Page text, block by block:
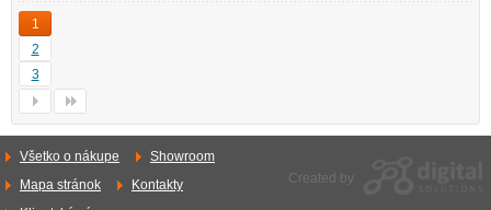
1
2
3
Všetko o nákupe
Showroom
Mapa stránok
Kontakty
Created by